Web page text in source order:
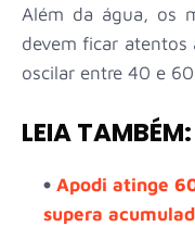
Além da água, os
devem ficar atentos
oscilar entre 40 e
LEIA TAMBÉM:
Apodi atinge
supera